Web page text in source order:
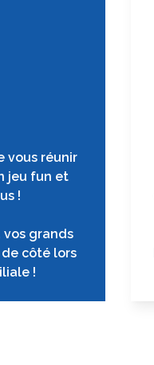
vous réunir
jeu fun et
!
vos grands
côté lors
!